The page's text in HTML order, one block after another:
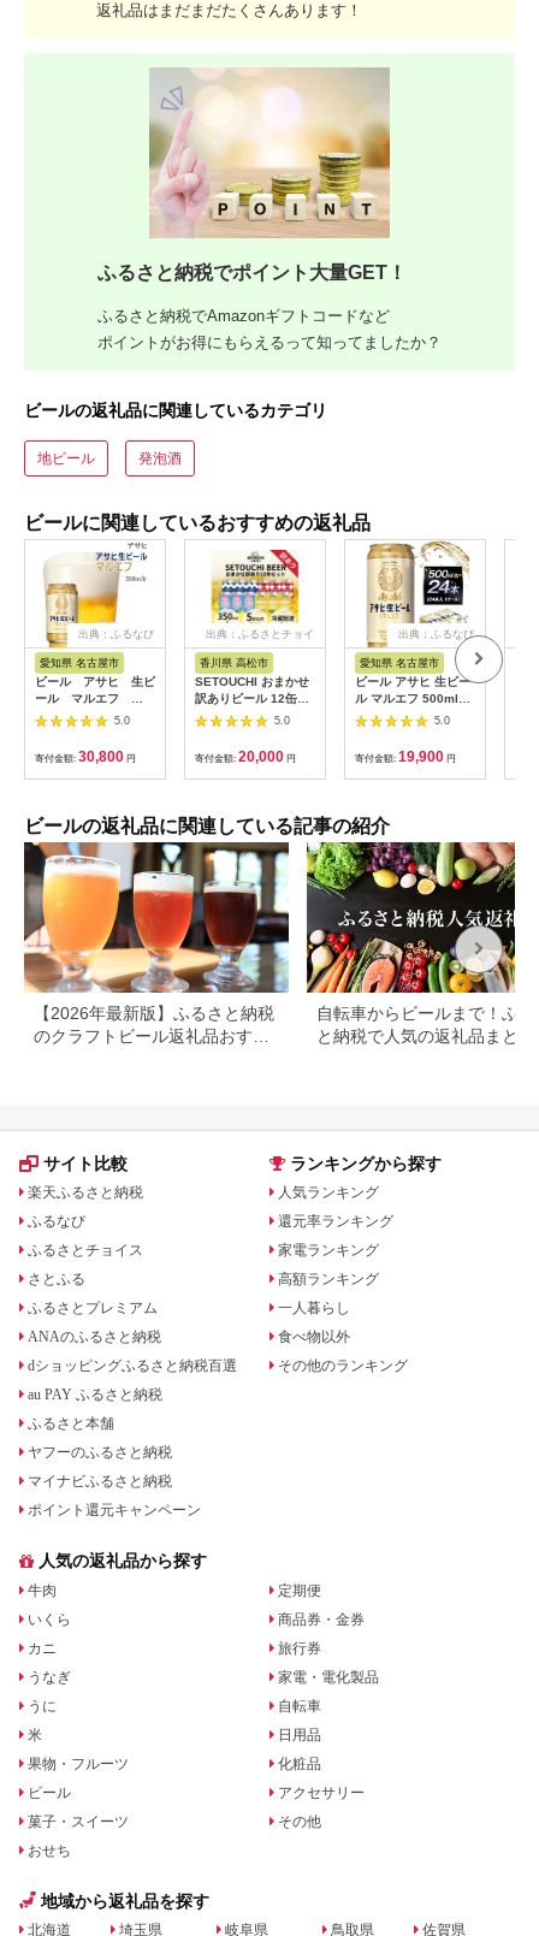
返礼品はまだまだたくさんあります！
ふるさと納税でポイント大量GET！
ふるさと納税でAmazonギフトコードなど
ポイントがお得にもらえるって知ってましたか？
ビールの返礼品に関連しているカテゴリ
地ビール 発泡酒
ビールに関連しているおすすめの返礼品
出典：ふるなび
愛知県 名古屋市
ビール アサヒ 生ビ
ール マルエフ
350ml 24本 2ケー
5.0
寄付金額: 30,800 円
出典：ふるさとチョイ
ス
香川県 高松市
SETOUCHI おまかせ
訳ありビール 12缶セ
ット
5.0
寄付金額: 20,000 円
出典：ふるなび
愛知県 名古屋市
ビール アサヒ 生ビー
ル マルエフ 500ml
24本 1ケース
5.0
寄付金額: 19,900 円
ビールの返礼品に関連している記事の紹介
【2026年最新版】ふるさと納税
のクラフトビール返礼品おすす
自転車からビールまで！ふる
と納税で人気の返礼品まとめ
サイト比較
楽天ふるさと納税
ふるなび
ふるさとチョイス
さとふる
ふるさとプレミアム
ANAのふるさと納税
dショッピングふるさと納税百選
au PAY ふるさと納税
ふるさと本舗
ヤフーのふるさと納税
マイナビふるさと納税
ポイント還元キャンペーン
ランキングから探す
人気ランキング
還元率ランキング
家電ランキング
高額ランキング
一人暮らし
食べ物以外
その他のランキング
人気の返礼品から探す
牛肉
いくら
カニ
うなぎ
うに
米
果物・フルーツ
ビール
菓子・スイーツ
おせち
定期便
商品券・金券
旅行券
家電・電化製品
自転車
日用品
化粧品
アクセサリー
その他
地域から返礼品を探す
北海道 埼玉県 岐阜県 鳥取県 佐賀県